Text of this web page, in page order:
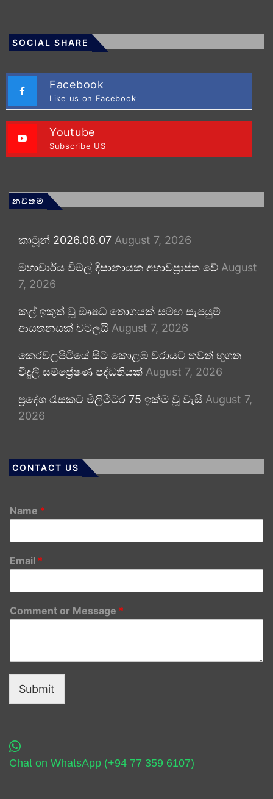
SOCIAL SHARE
Facebook
Like us on Facebook
Youtube
Subscribe US
නවතම
කාටූන් 2026.08.07 August 7, 2026
මහාචාර්ය විමල් දිසානායක අභාවප්‍රාප්ත වේ August
7, 2026
කල් ඉකුත් වූ ඖෂධ තොගයක් සමඟ සැපයුම්
ආයතනයක් වටලයි August 7, 2026
කෙරවලපිටියේ සිට කොළඹ වරායට තවත් භූගත
විදුලි සම්ප්‍රේෂණ පද්ධතියක් August 7, 2026
ප්‍රදේශ රැසකට මිලිමීටර 75 ඉක්ම වූ වැසි August 7,
2026
CONTACT US
Name *
Email *
Comment or Message *
Submit
Chat on WhatsApp (+94 77 359 6107)